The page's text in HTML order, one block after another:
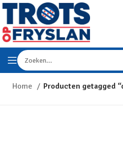
Home Producten getagged